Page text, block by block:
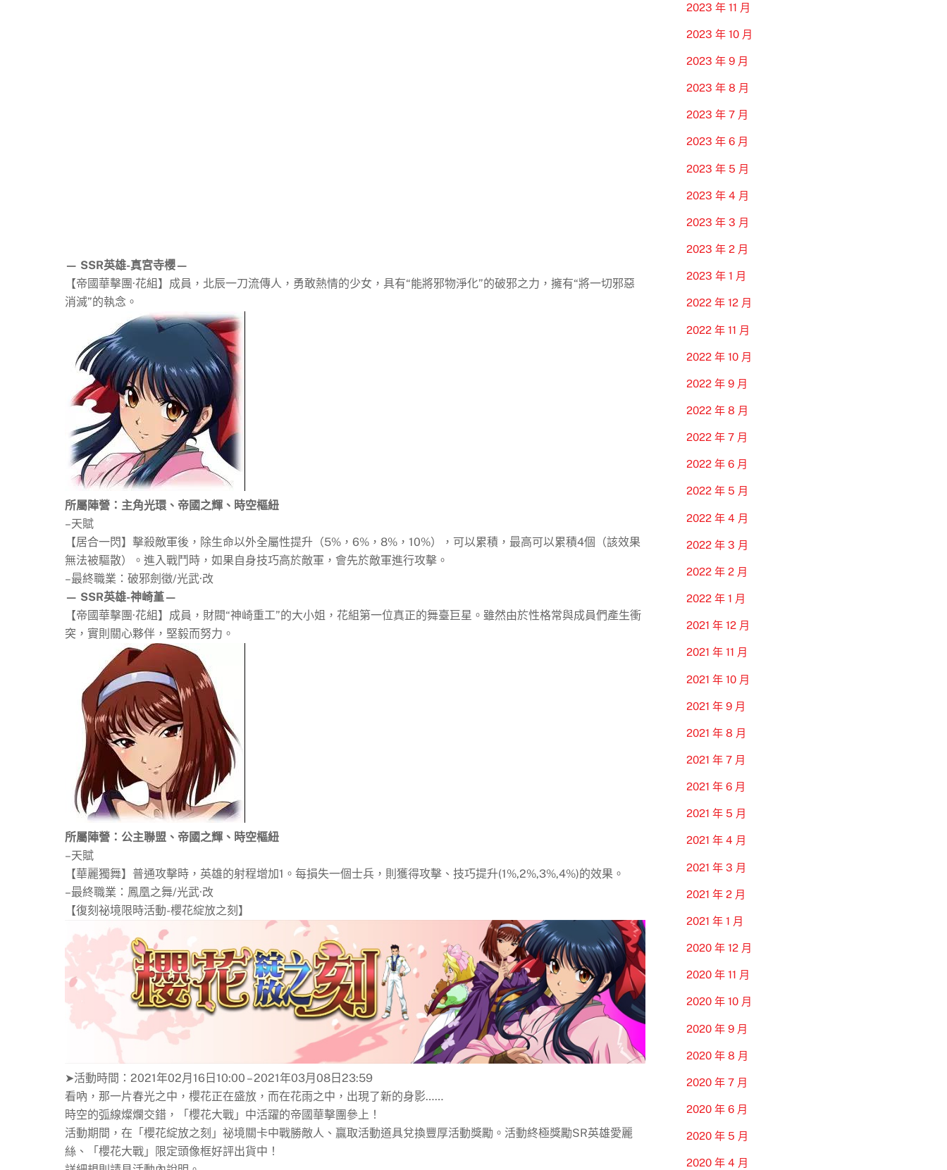
— SSR英雄-真宮寺櫻—
【帝國華擊團·花組】成員，北辰一刀流傳人，勇敢熱情的少女，具有“能將邪物淨化”的破邪之力，擁有“將一切邪惡
消滅”的執念。
所屬陣營：主角光環、帝國之輝、時空樞紐
–天賦
【居合一閃】擊殺敵軍後，除生命以外全屬性提升（5%，6%，8%，10%），可以累積，最高可以累積4個（該效果
無法被驅散）。進入戰鬥時，如果自身技巧高於敵軍，會先於敵軍進行攻擊。
–最終職業：破邪劍徵/光武·改
— SSR英雄-神崎堇—
【帝國華擊團·花組】成員，財閥“神崎重工”的大小姐，花組第一位真正的舞臺巨星。雖然由於性格常與成員們產生衝
突，實則關心夥伴，堅毅而努力。
所屬陣營：公主聯盟、帝國之輝、時空樞紐
–天賦
【華麗獨舞】普通攻擊時，英雄的射程增加1。每損失一個士兵，則獲得攻擊、技巧提升(1%,2%,3%,4%)的效果。
–最終職業：鳳凰之舞/光武·改
【復刻祕境限時活動-櫻花綻放之刻】
➤活動時間：2021年02月16日10:00 – 2021年03月08日23:59
看吶，那一片春光之中，櫻花正在盛放，而在花雨之中，出現了新的身影……
時空的弧線燦爛交錯，「櫻花大戰」中活躍的帝國華擊團參上！
活動期間，在「櫻花綻放之刻」祕境關卡中戰勝敵人、贏取活動道具兌換豐厚活動獎勵。活動終極獎勵SR英雄愛麗
絲、「櫻花大戰」限定頭像框好評出貨中！
2023 年 11 月
2023 年 10 月
2023 年 9 月
2023 年 8 月
2023 年 7 月
2023 年 6 月
2023 年 5 月
2023 年 4 月
2023 年 3 月
2023 年 2 月
2023 年 1 月
2022 年 12 月
2022 年 11 月
2022 年 10 月
2022 年 9 月
2022 年 8 月
2022 年 7 月
2022 年 6 月
2022 年 5 月
2022 年 4 月
2022 年 3 月
2022 年 2 月
2022 年 1 月
2021 年 12 月
2021 年 11 月
2021 年 10 月
2021 年 9 月
2021 年 8 月
2021 年 7 月
2021 年 6 月
2021 年 5 月
2021 年 4 月
2021 年 3 月
2021 年 2 月
2021 年 1 月
2020 年 12 月
2020 年 11 月
2020 年 10 月
2020 年 9 月
2020 年 8 月
2020 年 7 月
2020 年 6 月
2020 年 5 月
2020 年 4 月